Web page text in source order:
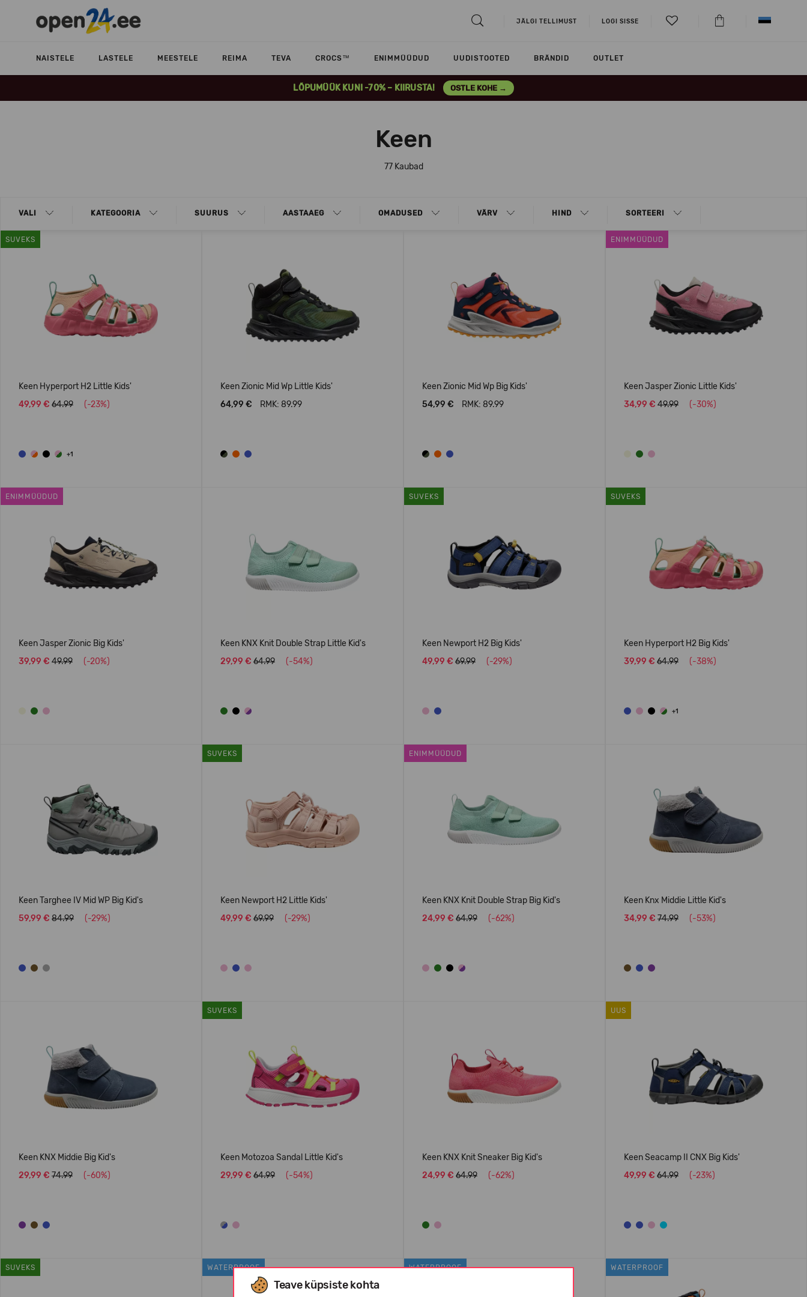
JÄLGI TELLIMUST LOGI SISSE
NAISTELE LASTELE MEESTELE REIMA TEVA CROCS™ ENIMMÜÜDUD UUDISTOOTED BRÄNDID OUTLET
LÕPUMÜÜK KUNI -70% – KIIRUSTA! OSTLE KOHE →
Teave küpsiste kohta
Keen
77 Kaubad
VALI KATEGOORIA SUURUS AASTAAEG OMADUSED VÄRV HIND SORTEERI
SUVEKS
Keen Hyperport H2 Little Kids'
49,99 € 64.99 (-23%)
+1
Keen Zionic Mid Wp Little Kids'
64,99 €
RMK: 89.99
Keen Zionic Mid Wp Big Kids'
54,99 €
RMK: 89.99
ENIMMÜÜDUD
Keen Jasper Zionic Little Kids'
34,99 € 49.99 (-30%)
ENIMMÜÜDUD
Keen Jasper Zionic Big Kids'
39,99 € 49.99 (-20%)
Keen KNX Knit Double Strap Little Kid's
29,99 € 64.99 (-54%)
SUVEKS
Keen Newport H2 Big Kids'
49,99 € 69.99 (-29%)
SUVEKS
Keen Hyperport H2 Big Kids'
39,99 € 64.99 (-38%)
+1
Keen Targhee IV Mid WP Big Kid's
59,99 € 84.99 (-29%)
SUVEKS
Keen Newport H2 Little Kids'
49,99 € 69.99 (-29%)
ENIMMÜÜDUD
Keen KNX Knit Double Strap Big Kid's
24,99 € 64.99 (-62%)
Keen Knx Middie Little Kid's
34,99 € 74.99 (-53%)
Keen KNX Middie Big Kid's
29,99 € 74.99 (-60%)
SUVEKS
Keen Motozoa Sandal Little Kid's
29,99 € 64.99 (-54%)
Keen KNX Knit Sneaker Big Kid's
24,99 € 64.99 (-62%)
UUS
Keen Seacamp II CNX Big Kids'
49,99 € 64.99 (-23%)
SUVEKS WATERPROOF WATERPROOF WATERPROOF